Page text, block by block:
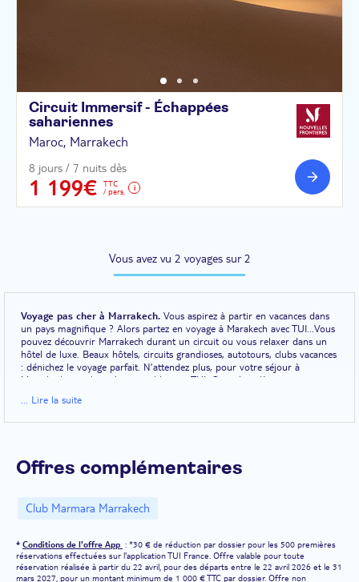
Circuit Immersif - Échappées
sahariennes
Maroc, Marrakech
8 jours / 7 nuits dès
1 199€
TTC
/ pers.
Vous avez vu 2 voyages sur 2
Voyage pas cher à Marrakech. Vous aspirez à partir en vacances dans
un pays magnifique ? Alors partez en voyage à Marakech avec TUI...Vous
pouvez découvrir Marrakech durant un circuit ou vous relaxer dans un
hôtel de luxe. Beaux hôtels, circuits grandioses, autotours, clubs vacances
: dénichez le voyage parfait. N’attendez plus, pour votre séjour à
Marrakech pas cher, c’est possible avec TUI. Consultez dès maintenant
le souhaitez.
Maroc, vous permet de découvrir de sublimes mosquées, palais et
jardins et d'explorer le reste du pays.Destination animée et ensoleillée
incroyables, de la mosquée de la Koutoubia, véritable symbole de la ville,
Marrakech, aussi beau qu'intéressant. L'autre point fort de Marrakech,
c'est sa localisation. Depuis votre hôtel, le Club Marmara Madina ou le
RIU Tikida Garden par exemple, lancez-vous dans un circuit pour
... Lire la suite
Offres complémentaires
Club Marmara Marrakech
* Conditions de l'offre App : *30 € de réduction par dossier pour les 500 premières
réservations effectuées sur l'application TUI France. Offre valable pour toute
réservation réalisée à partir du 22 avril, pour des départs entre le 22 avril 2026 et le 31
mars 2027, pour un montant minimum de 1 000 € TTC par dossier. Offre non